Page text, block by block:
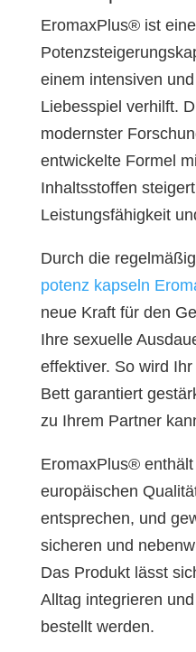
EromaxPlus® ist
einem intensiven
Liebesspiel verhilft.
modernster
entwickelte Formel
Inhaltsstoffen
Leistungsfähigkeit
Durch die
potenz kapseln
neue Kraft für den
Ihre sexuelle
effektiver. So wird
Bett garantiert
zu Ihrem Partner
EromaxPlus®
europäischen
entsprechen, und
sicheren und
Das Produkt lässt
Alltag integrieren
bestellt werden.